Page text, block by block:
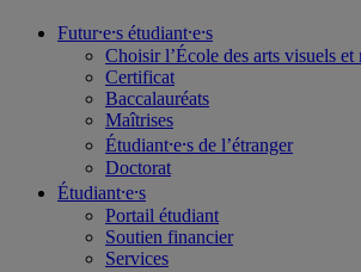
Futur⸱e⸱s étudiant⸱e⸱s
Choisir l’École des arts visuels et
Certificat
Baccalauréats
Maîtrises
Étudiant⸱e⸱s de l’étranger
Doctorat
Étudiant⸱e⸱s
Portail étudiant
Soutien financier
Services